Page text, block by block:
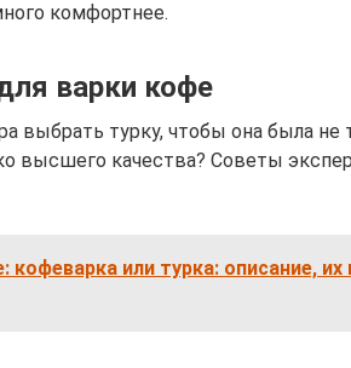
комфортнее.
варки кофе
выбрать турку, чтобы она была не
высшего качества? Советы
кофеварка или турка: описание,